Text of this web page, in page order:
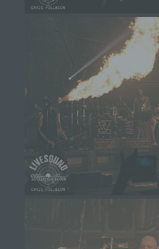
Internetseite
Erfassung von
Die Internetseite erfasst
Internetseite durch eine
automatisiertes System
Daten und Informationen.
Informationen werden in
gespeichert. Erfasst
verwendeten
vom zugreifenden System
Betriebssystem, (3) die
zugreifendes System auf
(sogenannte Referrer), (4)
über ein zugreifendes
angesteuert werden, (5)
eines Zugriffs auf die
Protokoll-Adresse (IP-